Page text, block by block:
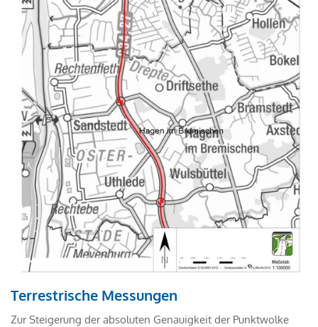
Terrestrische Messungen
Zur Steigerung der absoluten Genauigkeit der Punktwolke